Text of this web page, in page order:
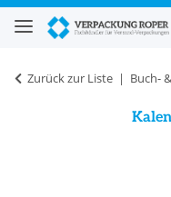
Zurück zur Liste Buch-